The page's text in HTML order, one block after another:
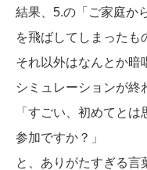
結果、5.の「ご家庭か
を飛ばしてしまったも
それ以外はなんとか暗
シミュレーションが終
「すごい、初めてと
参加ですか？」
と、ありがたすぎる言